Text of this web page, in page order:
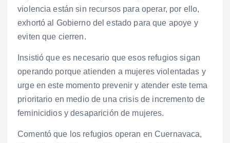
violencia están sin recursos para operar, por ello,
exhortó al Gobierno del estado para que apoye y
eviten que cierren.
Insistió que es necesario que esos refugios sigan
operando porque atienden a mujeres violentadas y
urge en este momento prevenir y atender este tema
prioritario en medio de una crisis de incremento de
feminicidios y desaparición de mujeres.
Comentó que los refugios operan en Cuernavaca,